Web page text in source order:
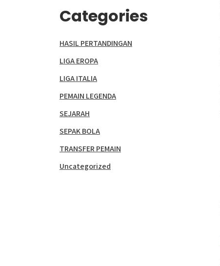
Categories
HASIL PERTANDINGAN
LIGA EROPA
LIGA ITALIA
PEMAIN LEGENDA
SEJARAH
SEPAK BOLA
TRANSFER PEMAIN
Uncategorized